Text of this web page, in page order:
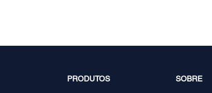
PRODUTOS
SOBRE